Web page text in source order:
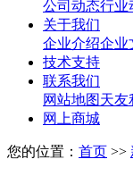
公司动态行业
关于我们
企业介绍企业
技术支持
联系我们
网站地图天友
网上商城
您的位置： 首页 >>